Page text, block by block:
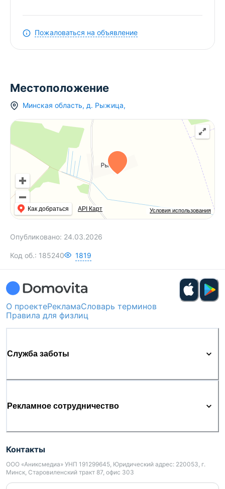
Пожаловаться на объявление
Местоположение
Минская область, д. Рыжица,
Условия использования
Как добраться API Карт
Опубликовано: 24.03.2026
Код об.: 185240 1819
О проектеРекламаСловарь терминов
Правила для физлиц
Служба заботы
Рекламное сотрудничество
Контакты
ООО «Аниксмедиа» УНП 191299645, Юридический адрес: 220053, г.
Минск, Старовиленский тракт 87, офис 303